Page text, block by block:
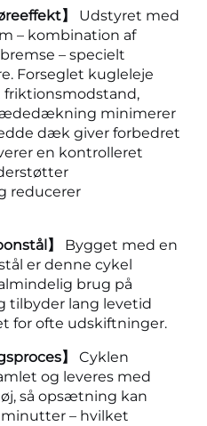
】 Udstyret med
– kombination af
– specielt
Forseglet kugleleje
friktionsmodstand,
minimerer
dæk giver forbedret
en kontrolleret
reducerer
】 Bygget med en
er denne cykel
brug på
tilbyder lang levetid
for ofte udskiftninger.
】 Cyklen
og leveres med
så opsætning kan
minutter – hvilket